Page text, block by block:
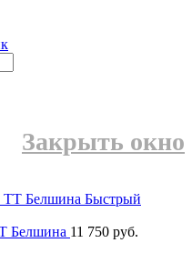
Закрыть окно
Быстрый
Белшина 11 750 руб.